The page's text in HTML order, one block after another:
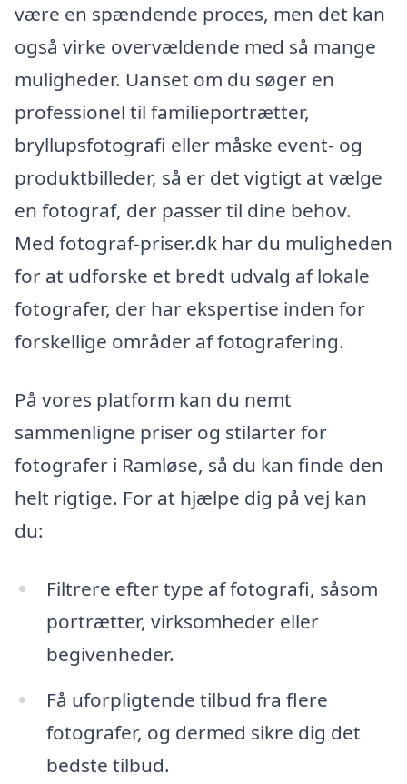
være en spændende proces, men det kan
også virke overvældende med så mange
muligheder. Uanset om du søger en
professionel til familieportrætter,
bryllupsfotografi eller måske event- og
produktbilleder, så er det vigtigt at vælge
en fotograf, der passer til dine behov.
Med fotograf-priser.dk har du muligheden
for at udforske et bredt udvalg af lokale
fotografer, der har ekspertise inden for
forskellige områder af fotografering.
På vores platform kan du nemt
sammenligne priser og stilarter for
fotografer i Ramløse, så du kan finde den
helt rigtige. For at hjælpe dig på vej kan
du:
Filtrere efter type af fotografi, såsom
portrætter, virksomheder eller
begivenheder.
Få uforpligtende tilbud fra flere
fotografer, og dermed sikre dig det
bedste tilbud.